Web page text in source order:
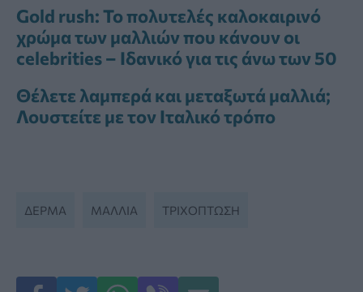
Gold rush: Το πολυτελές καλοκαιρινό
χρώμα των μαλλιών που κάνουν οι
celebrities – Ιδανικό για τις άνω των 50
Θέλετε λαμπερά και μεταξωτά μαλλιά;
Λουστείτε με τον Ιταλικό τρόπο
ΔΕΡΜΑ ΜΑΛΛΙΆ ΤΡΙΧΟΠΤΩΣΗ